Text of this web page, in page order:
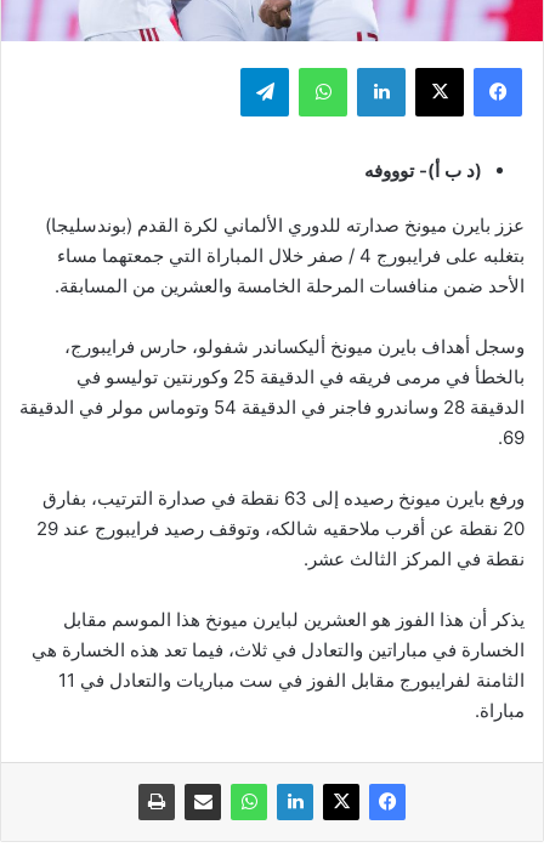
فيسبوك ‫X لينكدإن واتساب تيلقرام
(د ب أ)- توووفه
عزز بايرن ميونخ صدارته للدوري الألماني لكرة القدم (بوندسليجا)
بتغلبه على فرايبورج 4 / صفر خلال المباراة التي جمعتهما مساء
الأحد ضمن منافسات المرحلة الخامسة والعشرين من المسابقة.
وسجل أهداف بايرن ميونخ أليكساندر شفولو، حارس فرايبورج،
بالخطأ في مرمى فريقه في الدقيقة 25 وكورنتين توليسو في
الدقيقة 28 وساندرو فاجنر في الدقيقة 54 وتوماس مولر في الدقيقة
69.
ورفع بايرن ميونخ رصيده إلى 63 نقطة في صدارة الترتيب، بفارق
20 نقطة عن أقرب ملاحقيه شالكه، وتوقف رصيد فرايبورج عند 29
نقطة في المركز الثالث عشر.
يذكر أن هذا الفوز هو العشرين لبايرن ميونخ هذا الموسم مقابل
الخسارة في مباراتين والتعادل في ثلاث، فيما تعد هذه الخسارة هي
الثامنة لفرايبورج مقابل الفوز في ست مباريات والتعادل في 11
مباراة.